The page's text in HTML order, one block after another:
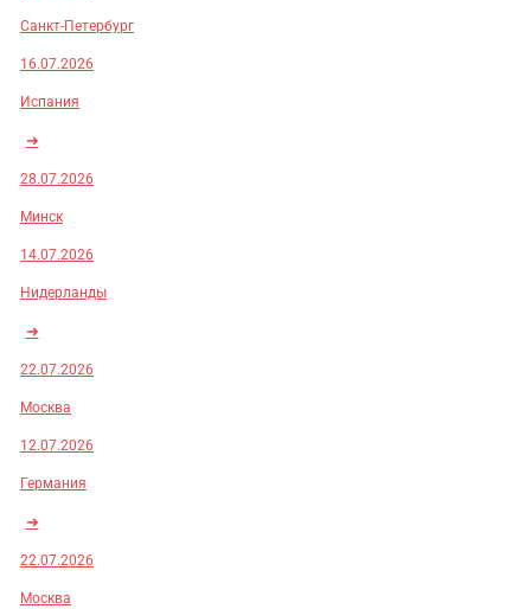
Санкт-Петербург
16.07.2026
Испания
➜
28.07.2026
Минск
14.07.2026
Нидерланды
➜
22.07.2026
Москва
12.07.2026
Германия
➜
22.07.2026
Москва